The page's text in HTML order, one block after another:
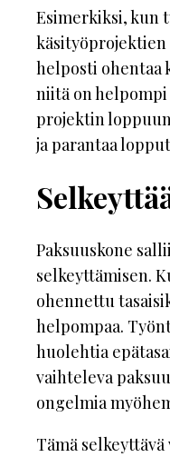
Esimerkiksi, kun
käsityöprojektien
helposti ohentaa
niitä on
projektin
ja parantaa
Paksuuskone
selkeyttämisen.
ohennettu
helpompaa.
huolehtia
vaihteleva
ongelmia
Tämä